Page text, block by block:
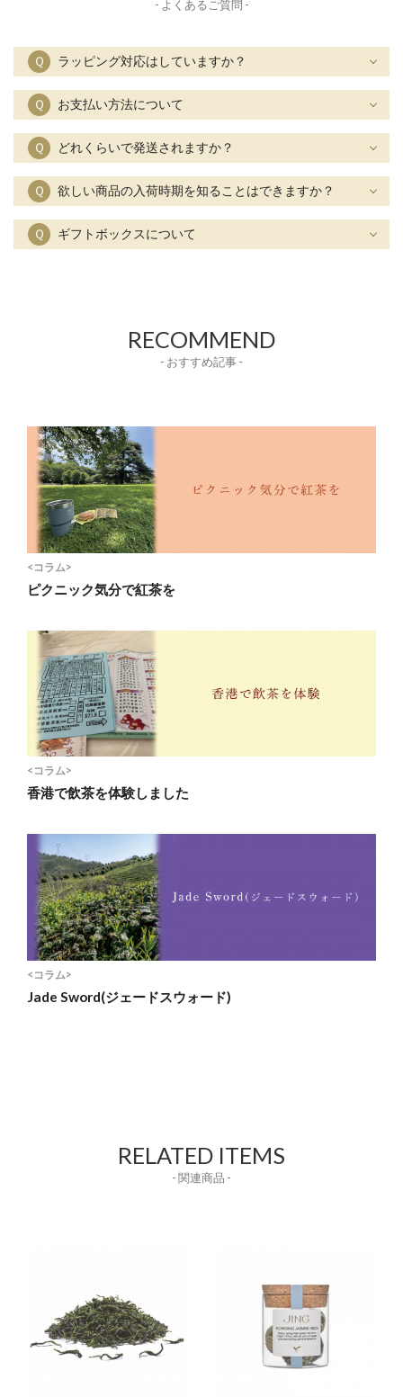
- よくあるご質問 -
Ｑ ラッピング対応はしていますか？
Ｑ お支払い方法について
Ｑ どれくらいで発送されますか？
Ｑ 欲しい商品の入荷時期を知ることはできますか？
Ｑ ギフトボックスについて
RECOMMEND
- おすすめ記事 -
<コラム>
ピクニック気分で紅茶を
<コラム>
香港で飲茶を体験しました
<コラム>
Jade Sword(ジェードスウォード)
RELATED ITEMS
- 関連商品 -